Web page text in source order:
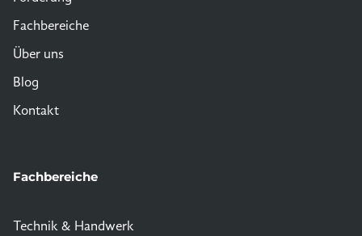
Fachbereiche
Über uns
Blog
Kontakt
Fachbereiche
Technik & Handwerk